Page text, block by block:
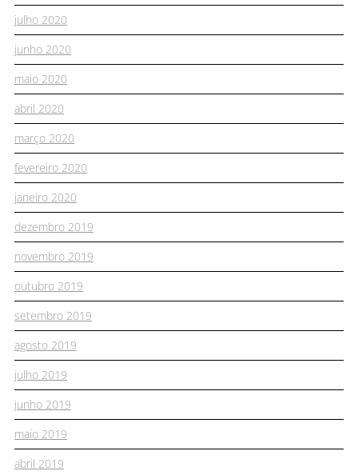
julho 2020
junho 2020
maio 2020
abril 2020
março 2020
fevereiro 2020
janeiro 2020
dezembro 2019
novembro 2019
outubro 2019
setembro 2019
agosto 2019
julho 2019
junho 2019
maio 2019
abril 2019